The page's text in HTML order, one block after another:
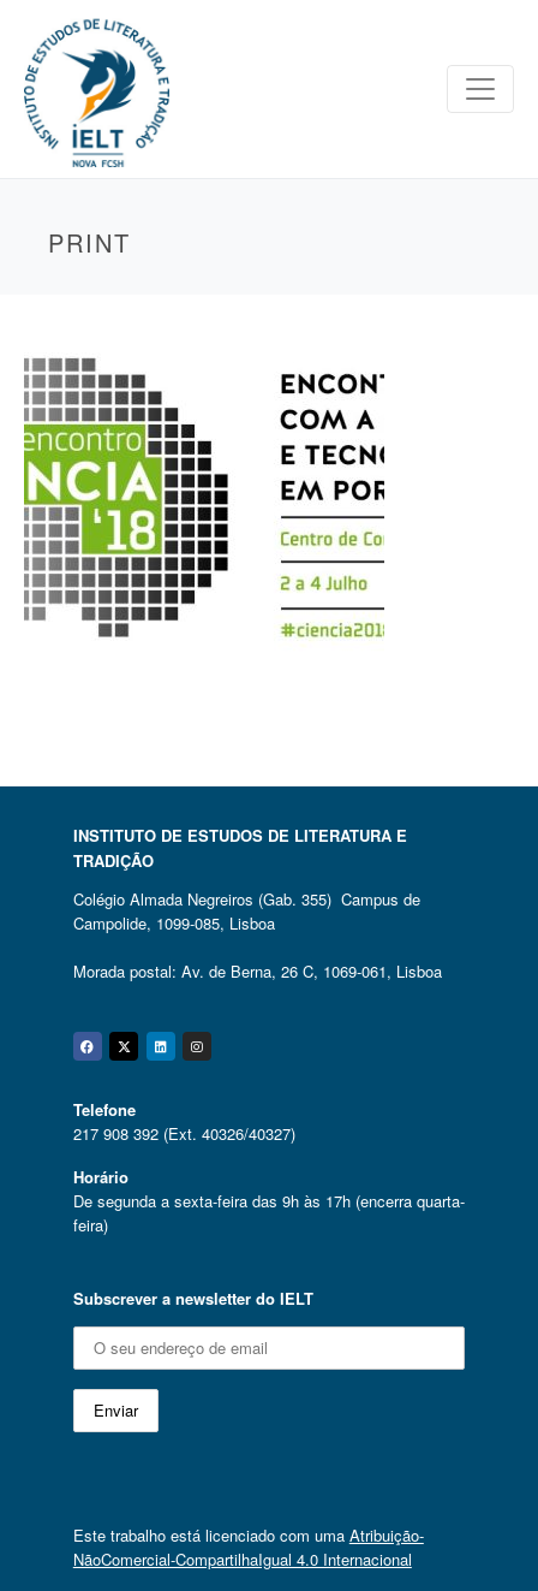
PRINT
INSTITUTO DE ESTUDOS DE LITERATURA E
TRADIÇÃO
Colégio Almada Negreiros (Gab. 355) Campus de
Campolide, 1099-085, Lisboa
Morada postal: Av. de Berna, 26 C, 1069-061, Lisboa
Facebook
Twitter
Linkedin
Instagram
Telefone
217 908 392 (Ext. 40326/40327)
Horário
De segunda a sexta-feira das 9h às 17h (encerra quarta-
feira)
Subscrever a newsletter do IELT
Este trabalho está licenciado com uma Atribuição-
NãoComercial-CompartilhaIgual 4.0 Internacional